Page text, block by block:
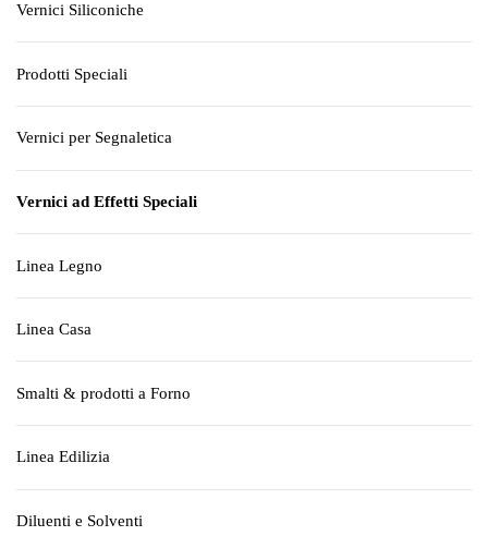
Vernici Siliconiche
Prodotti Speciali
Vernici per Segnaletica
Vernici ad Effetti Speciali
Linea Legno
Linea Casa
Smalti & prodotti a Forno
Linea Edilizia
Diluenti e Solventi